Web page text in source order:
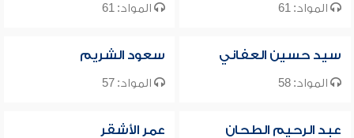
المواد: 61 المواد: 61
سيد حسين العفاني
المواد: 58
سعود الشريم
المواد: 57
عبد الرحيم الطحان عمر الأشقر